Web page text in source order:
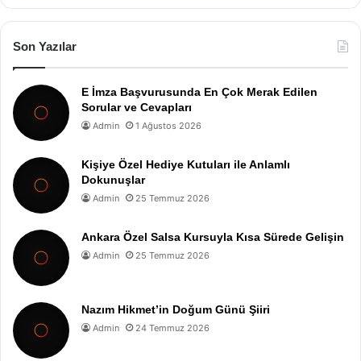
Son Yazılar
E İmza Başvurusunda En Çok Merak Edilen
Sorular ve Cevapları
Admin 1 Ağustos 2026
Kişiye Özel Hediye Kutuları ile Anlamlı
Dokunuşlar
Admin 25 Temmuz 2026
Ankara Özel Salsa Kursuyla Kısa Sürede Gelişin
Admin 25 Temmuz 2026
Nazım Hikmet’in Doğum Günü Şiiri
Admin 24 Temmuz 2026